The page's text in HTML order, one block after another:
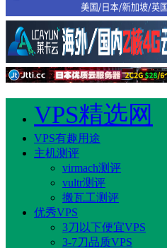
VPS精选网
VPS有趣用途
主机测评
virmach测评
vultr测评
搬瓦工测评
优秀VPS
3刀以下便宜VPS
3-7刀品质VPS